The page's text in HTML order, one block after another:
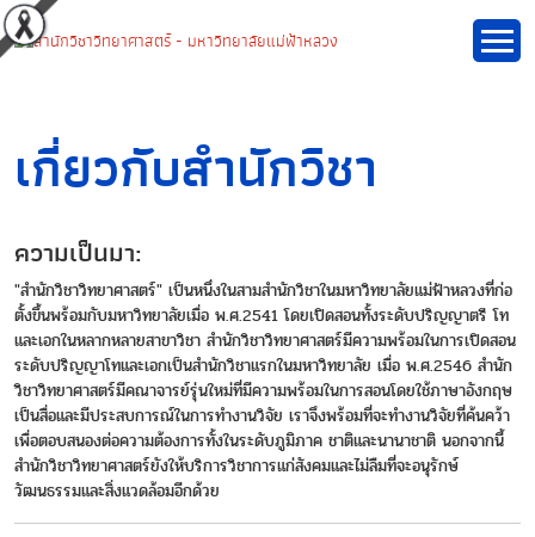
เกี่ยวกับสำนักวิชา
ความเป็นมา:
"สำนักวิชาวิทยาศาสตร์" เป็นหนึ่งในสามสำนักวิชาในมหาวิทยาลัยแม่ฟ้าหลวงที่ก่อ
ตั้งขึ้นพร้อมกับมหาวิทยาลัยเมื่อ พ.ศ.2541 โดยเปิดสอนทั้งระดับปริญญาตรี โท
และเอกในหลากหลายสาขาวิชา สำนักวิชาวิทยาศาสตร์มีความพร้อมในการเปิดสอน
ระดับปริญญาโทและเอกเป็นสำนักวิชาแรกในมหาวิทยาลัย เมื่อ พ.ศ.2546 สำนัก
วิชาวิทยาศาสตร์มีคณาจารย์รุ่นใหม่ที่มีความพร้อมในการสอนโดยใช้ภาษาอังกฤษ
เป็นสื่อและมีประสบการณ์ในการทำงานวิจัย เราจึงพร้อมที่จะทำงานวิจัยที่ค้นคว้า
เพื่อตอบสนองต่อความต้องการทั้งในระดับภูมิภาค ชาติและนานาชาติ นอกจากนี้
สำนักวิชาวิทยาศาสตร์ยังให้บริการวิชาการแก่สังคมและไม่ลืมที่จะอนุรักษ์
วัฒนธรรมและสิ่งแวดล้อมอีกด้วย